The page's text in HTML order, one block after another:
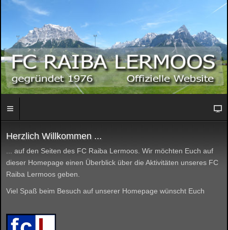
Herzlich Willkommen ...
... auf den Seiten des FC Raiba Lermoos. Wir möchten Euch auf
dieser Homepage einen Überblick über die Aktivitäten unseres FC
Raiba Lermoos geben.
Viel Spaß beim Besuch auf unserer Homepage wünscht Euch